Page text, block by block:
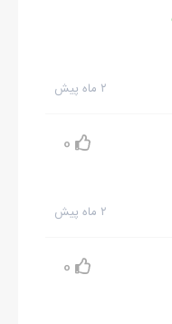
۲ ماه پیش
0
۲ ماه پیش
0